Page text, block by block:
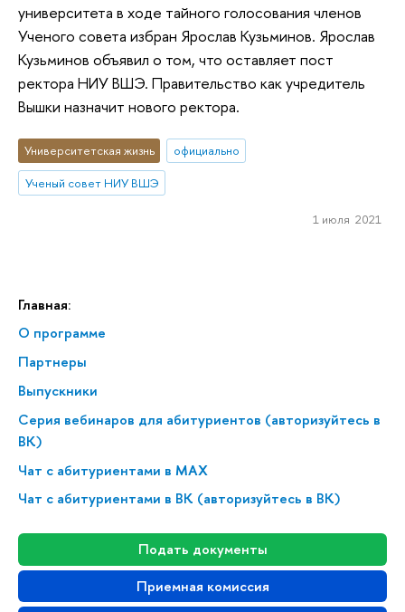
Главная:
О программе
Партнеры
Выпускники
Серия вебинаров для абитуриентов (авторизуйтесь в
ВК)
Чат с абитуриентами в MAX
Чат с абитуриентами в ВК (авторизуйтесь в ВК)
Подать документы
Приемная комиссия
университета в ходе тайного голосования членов
Ученого совета избран Ярослав Кузьминов. Ярослав
Кузьминов объявил о том, что оставляет пост
ректора НИУ ВШЭ. Правительство как учредитель
Вышки назначит нового ректора.
Университетская жизнь
официально
Ученый совет НИУ ВШЭ
1 июля 2021